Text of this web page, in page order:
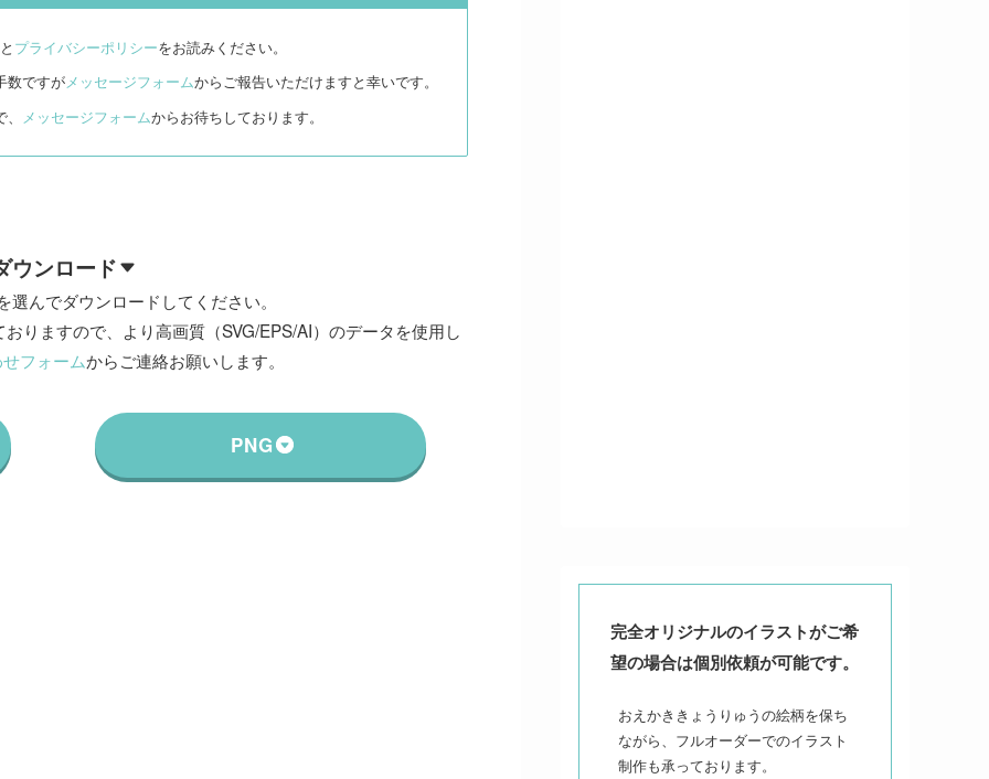
と プライバシーポリシーをお読みください。
数ですがメッセージフォームからご報告いただけますと幸いです。
メッセージフォームからお待ちしております。
ウンロード
んでダウンロードしてください。
りますので、より高画質（SVG/EPS/AI）のデータを使用し
フォームからご連絡お願いします。
PNG
完全オリジナルのイラストがご希
望の場合は個別依頼が可能です。
おえかききょうりゅうの絵柄を保ち
ながら、フルオーダーでのイラスト